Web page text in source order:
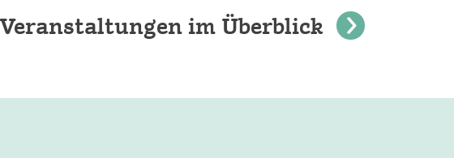
Veranstaltungen im Überblick